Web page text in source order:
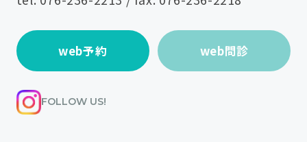
web予約 web問診
FOLLOW US!